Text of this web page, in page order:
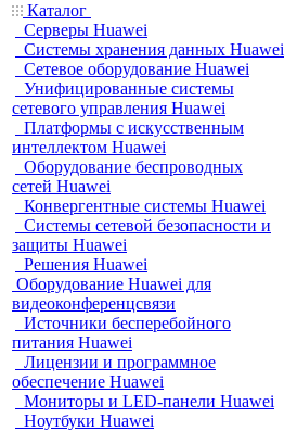
Каталог
Серверы Huawei
Системы хранения данных Huawei
Сетевое оборудование Huawei
Унифицированные системы
сетевого управления Huawei
Платформы с искусственным
интеллектом Huawei
Оборудование беспроводных
сетей Huawei
Конвергентные системы Huawei
Системы сетевой безопасности и
защиты Huawei
Решения Huawei
Оборудование Huawei для
видеоконференцсвязи
Источники бесперебойного
питания Huawei
Лицензии и программное
обеспечение Huawei
Мониторы и LED-панели Huawei
Ноутбуки Huawei